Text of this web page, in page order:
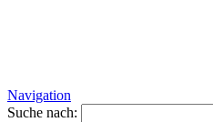
Navigation
Suche nach: